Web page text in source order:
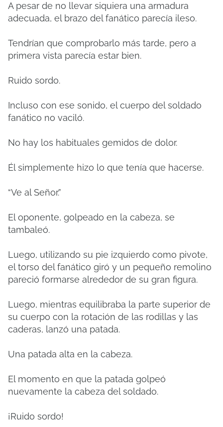
A pesar de no llevar siquiera una armadura
adecuada, el brazo del fanático parecía ileso.
Tendrían que comprobarlo más tarde, pero a
primera vista parecía estar bien.
Ruido sordo.
Incluso con ese sonido, el cuerpo del soldado
fanático no vaciló.
No hay los habituales gemidos de dolor.
Él simplemente hizo lo que tenía que hacerse.
“Ve al Señor.”
El oponente, golpeado en la cabeza, se
tambaleó.
Luego, utilizando su pie izquierdo como pivote,
el torso del fanático giró y un pequeño remolino
pareció formarse alrededor de su gran figura.
Luego, mientras equilibraba la parte superior de
su cuerpo con la rotación de las rodillas y las
caderas, lanzó una patada.
Una patada alta en la cabeza.
El momento en que la patada golpeó
nuevamente la cabeza del soldado.
¡Ruido sordo!